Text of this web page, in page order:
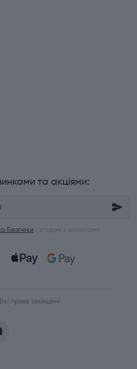
та акціями:
Безпеки і згоден з вимогами
права захищені